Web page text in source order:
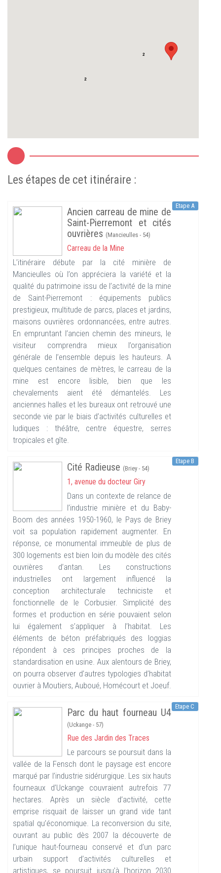
2
2
Les étapes de cet itinéraire :
Etape A
Ancien carreau de mine de
Saint-Pierremont et cités
ouvrières (Mancieulles - 54)
Carreau de la Mine
L’itinéraire débute par la cité minière de
Mancieulles où l’on appréciera la variété et la
qualité du patrimoine issu de l’activité de la mine
de Saint-Pierremont : équipements publics
prestigieux, multitude de parcs, places et jardins,
maisons ouvrières ordonnancées, entre autres.
En empruntant l’ancien chemin des mineurs, le
visiteur comprendra mieux l’organisation
générale de l’ensemble depuis les hauteurs. A
quelques centaines de mètres, le carreau de la
mine est encore lisible, bien que les
chevalements aient été démantelés. Les
anciennes halles et les bureaux ont retrouvé une
seconde vie par le biais d’activités culturelles et
ludiques : théâtre, centre équestre, serres
tropicales et gîte.
Etape B
Cité Radieuse (Briey - 54)
1, avenue du docteur Giry
Dans un contexte de relance de
l’industrie minière et du Baby-
Boom des années 1950-1960, le Pays de Briey
voit sa population rapidement augmenter. En
réponse, ce monumental immeuble de plus de
300 logements est bien loin du modèle des cités
ouvrières d’antan. Les constructions
industrielles ont largement influencé la
conception architecturale techniciste et
fonctionnelle de le Corbusier. Simplicité des
formes et production en série pouvaient selon
lui également s’appliquer à l’habitat. Les
éléments de béton préfabriqués des loggias
répondent à ces principes proches de la
standardisation en usine. Aux alentours de Briey,
on pourra observer d’autres typologies d’habitat
ouvrier à Moutiers, Auboué, Homécourt et Joeuf.
Etape C
Parc du haut fourneau U4
(Uckange - 57)
Rue des Jardin des Traces
Le parcours se poursuit dans la
vallée de la Fensch dont le paysage est encore
marqué par l’industrie sidérurgique. Les six hauts
fourneaux d’Uckange couvraient autrefois 77
hectares. Après un siècle d’activité, cette
emprise risquait de laisser un grand vide tant
spatial qu’économique. La reconversion du site,
ouvrant au public dès 2007 la découverte de
l’unique haut-fourneau conservé et d’un parc
urbain support d’activités culturelles et
artistiques, se poursuit jusqu’à l’horizon 2030